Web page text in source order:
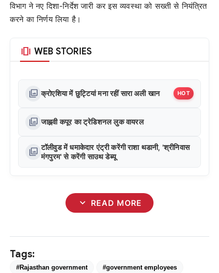
विभाग ने नए दिशा-निर्देश जारी कर इस व्यवस्था को सख्ती से नियंत्रित
करने का निर्णय लिया है।
amp_stories WEB STORIES
photo_library क्रोएशिया में छुट्टियां मना रहीं सारा अली खान HOT
photo_library जाह्नवी कपूर का ट्रेडिशनल लुक वायरल
photo_library टॉलीवुड में धमाकेदार एंट्री करेंगी राशा थडानी, 'श्रीनिवास
मंगपुरम' से करेंगी साउथ डेब्यू
expand_more READ MORE
Tags:
#Rajasthan government #government employees